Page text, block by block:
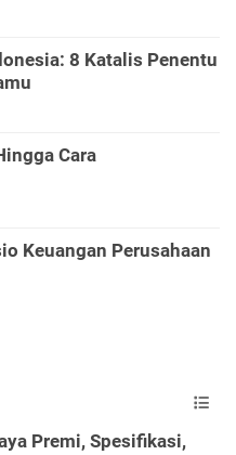
8 Katalis Penentu
Cara
Keuangan Perusahaan
Premi, Spesifikasi,